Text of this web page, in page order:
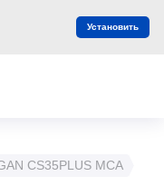
CS35PLUS MCA
Установить